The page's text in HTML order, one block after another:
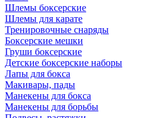
Шлемы боксерские
Шлемы для карате
Тренировочные снаряды
Боксерские мешки
Груши боксерские
Детские боксерские наборы
Лапы для бокса
Макивары, пады
Манекены для бокса
Манекены для борьбы